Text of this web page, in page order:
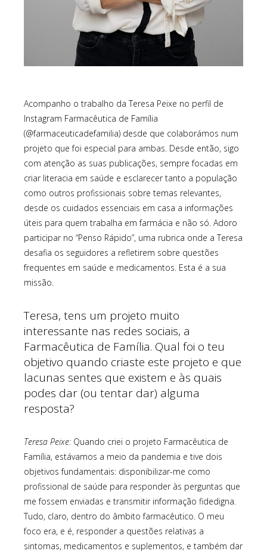
Acompanho o trabalho da Teresa Peixe no perfil de
Instagram Farmacêutica de Família
(@farmaceuticadefamilia) desde que colaborámos num
projeto que foi especial para ambas. Desde então, sigo
com atenção as suas publicações, sempre focadas em
criar literacia em saúde e esclarecer tanto a população
como outros profissionais sobre temas relevantes,
desde os cuidados essenciais em casa a informações
úteis para quem trabalha em farmácia e não só. Adoro
participar no “Penso Rápido”, uma rubrica onde a Teresa
desafia os seguidores a refletirem sobre questões
frequentes em saúde e medicamentos. Esta é a sua
missão.
Teresa, tens um projeto muito
interessante nas redes sociais, a
Farmacêutica de Família. Qual foi o teu
objetivo quando criaste este projeto e que
lacunas sentes que existem e às quais
podes dar (ou tentar dar) alguma
resposta?
Teresa Peixe: Quando criei o projeto Farmacêutica de
Família, estávamos a meio da pandemia e tive dois
objetivos fundamentais: disponibilizar-me como
profissional de saúde para responder às perguntas que
me fossem enviadas e transmitir informação fidedigna.
Tudo, claro, dentro do âmbito farmacêutico. O meu
foco era, e é, responder a questões relativas a
sintomas, medicamentos e suplementos, e também dar